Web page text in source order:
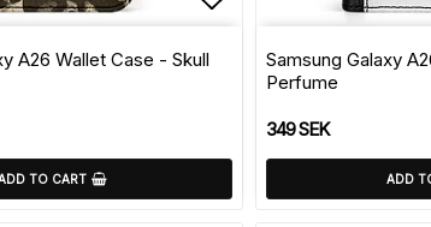
Add to list of
A26 Wallet Case - Skull
TO CART
Samsung Galaxy
Perfume
349 SEK
ADD